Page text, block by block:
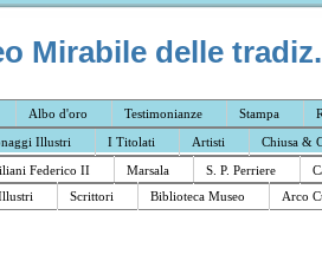
Mirabile delle
Albo d'oro Testimonianze Stampa
Illustri I Titolati Artisti
Chiusa &
Federico II
Marsala S. P. Perriere
Scrittori Biblioteca Museo Arco